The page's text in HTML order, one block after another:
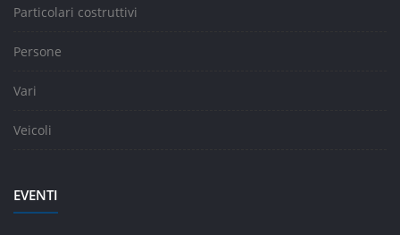
Particolari costruttivi
Persone
Vari
Veicoli
EVENTI